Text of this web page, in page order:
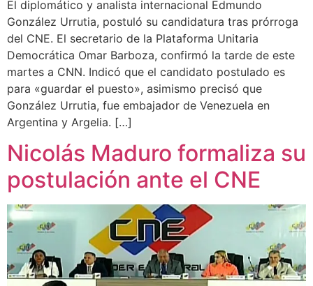
El diplomático y analista internacional Edmundo
González Urrutia, postuló su candidatura tras prórroga
del CNE. El secretario de la Plataforma Unitaria
Democrática Omar Barboza, confirmó la tarde de este
martes a CNN. Indicó que el candidato postulado es
para «guardar el puesto», asimismo precisó que
González Urrutia, fue embajador de Venezuela en
Argentina y Argelia. […]
Nicolás Maduro formaliza su
postulación ante el CNE